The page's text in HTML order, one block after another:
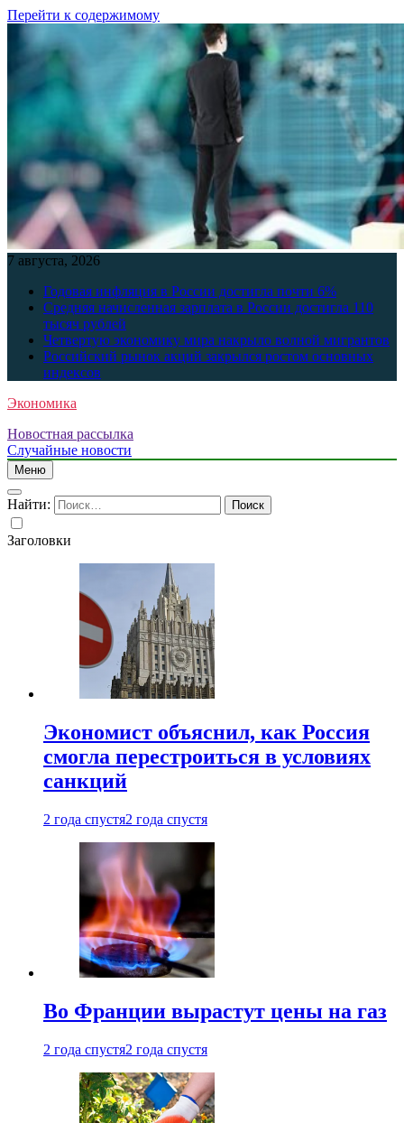
Перейти к содержимому
7 августа, 2026
Годовая инфляция в России достигла почти 6%
Средняя начисленная зарплата в России достигла 110
тысяч рублей
Четвертую экономику мира накрыло волной мигрантов
Российский рынок акций закрылся ростом основных
индексов
Экономика
Новостная рассылка
Случайные новости
Меню
Найти:
Заголовки
Экономист объяснил, как Россия
смогла перестроиться в условиях
санкций
2 года спустя2 года спустя
Во Франции вырастут цены на газ
2 года спустя2 года спустя